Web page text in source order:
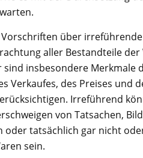
Vorschriften über
aller Bestandteile
sind insbesondere
Verkaufes, des Preises und
Irreführend
von Tatsachen,
oder tatsächlich gar nicht
sein.